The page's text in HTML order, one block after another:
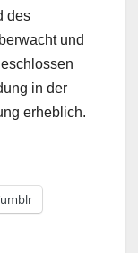
des
und
in der
erheblich.